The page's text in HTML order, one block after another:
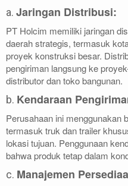
a. Jaringan Distribusi:
PT Holcim memiliki jaringan
daerah strategis, termasuk
proyek konstruksi besar.
pengiriman langsung ke
distributor dan toko bangunan.
b. Kendaraan
Perusahaan ini menggunakan
termasuk truk dan trailer
lokasi tujuan. Penggunaan
bahwa produk tetap dalam
c. Manajemen